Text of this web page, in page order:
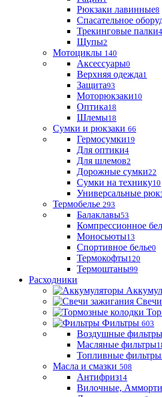
Рюкзаки лавинные8
Спасательное
Трекинговые палки4
Щупы2
Мотоциклы 140
Аксессуары0
Верхняя одежда1
Защита93
Моторюкзаки10
Оптика18
Шлемы18
Сумки и рюкзаки 66
Гермосумки19
Для оптики4
Для шлемов2
Дорожные сумки22
Сумки на технику10
Универсальные
Термобелье 293
Балаклавы53
Компрессионное
Моносьюты13
Спортивное белье0
Термокофты120
Термоштаны99
Расходники
Фильтры 603
Воздушные фильтры
Масляные фильтры
Топливные фильтры
Масла и смазки 508
Антифриз14
Вилочные,